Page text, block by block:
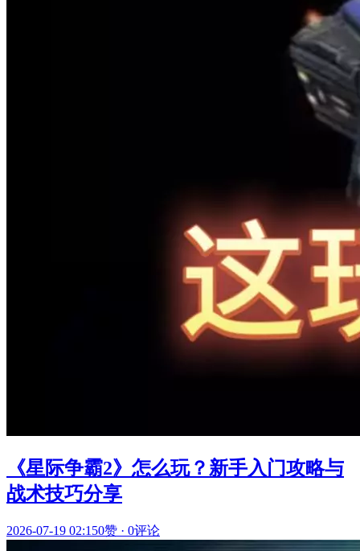
《星际争霸2》怎么玩？新手入门攻略与
战术技巧分享
2026-07-19 02:150赞 · 0评论